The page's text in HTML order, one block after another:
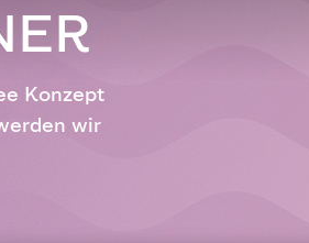
Konzept
wir